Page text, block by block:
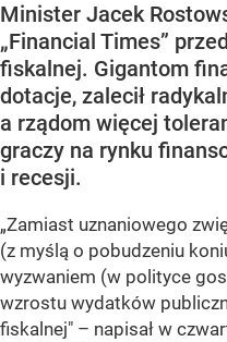
Minister Jacek
„Financial Times”
fiskalnej. Gigantom
dotacje, zalecił
a rządom więcej
graczy na rynku
i recesji.
„Zamiast uznaniowego
(z myślą o pobudzeniu
wyzwaniem (w polityce
wzrostu wydatków
fiskalnej" – napisał w